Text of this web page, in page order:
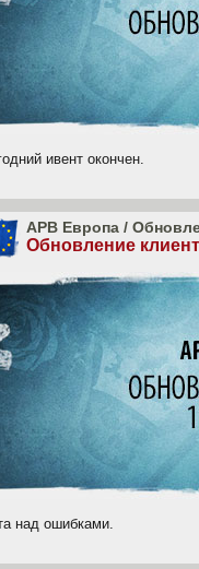
ивент окончен.
APB Европа /
Обновление
над ошибками.